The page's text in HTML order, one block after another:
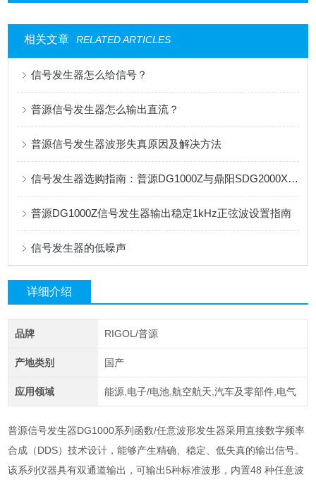
相关文章 RELATED ARTICLES
信号发生器怎么给信号？
普源信号发生器怎么输出直流？
普源信号发生器波形失真原因及解决方法
信号发生器选购指南：普源DG1000Z与鼎阳SDG2000X全面对比
普源DG1000Z信号发生器输出稳定1kHz正弦波设置指南
信号发生器的低噪声
详细介绍
品牌 RIGOL/普源
产地类别 国产
应用领域 能源,电子/电池,航空航天,汽车及零部件,电气
普源信号发生器DG1000系列函数/任意波形发生器采用直接数字频率
合成（DDS）技术设计，能够产生精确、稳定、低失真的输出信号。
该系列仪器具有双通道输出，可输出5种标准波形，内置48 种任意波